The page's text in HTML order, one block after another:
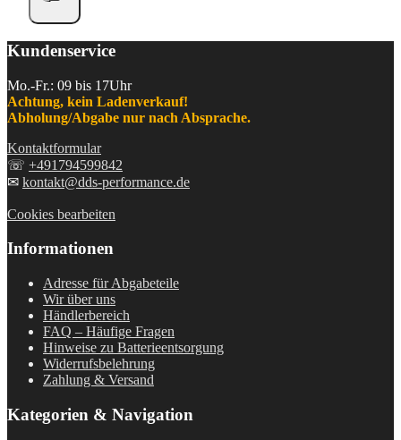
Kundenservice
Mo.-Fr.: 09 bis 17Uhr
Achtung, kein Ladenverkauf!
Abholung/Abgabe nur nach Absprache.
Kontaktformular
☏ +491794599842
✉ kontakt@dds-performance.de
Cookies bearbeiten
Informationen
Adresse für Abgabeteile
Wir über uns
Händlerbereich
FAQ – Häufige Fragen
Hinweise zu Batterieentsorgung
Widerrufsbelehrung
Zahlung & Versand
Kategorien & Navigation